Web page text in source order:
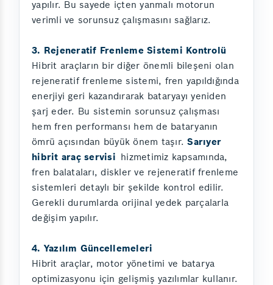
yapılır. Bu sayede içten yanmalı motorun
verimli ve sorunsuz çalışmasını sağlarız.
3. Rejeneratif Frenleme Sistemi Kontrolü
Hibrit araçların bir diğer önemli bileşeni olan
rejeneratif frenleme sistemi, fren yapıldığında
enerjiyi geri kazandırarak bataryayı yeniden
şarj eder. Bu sistemin sorunsuz çalışması
hem fren performansı hem de bataryanın
ömrü açısından büyük önem taşır.Sarıyer
hibrit araç servisi hizmetimiz kapsamında,
fren balataları, diskler ve rejeneratif frenleme
sistemleri detaylı bir şekilde kontrol edilir.
Gerekli durumlarda orijinal yedek parçalarla
değişim yapılır.
4. Yazılım Güncellemeleri
Hibrit araçlar, motor yönetimi ve batarya
optimizasyonu için gelişmiş yazılımlar kullanır.